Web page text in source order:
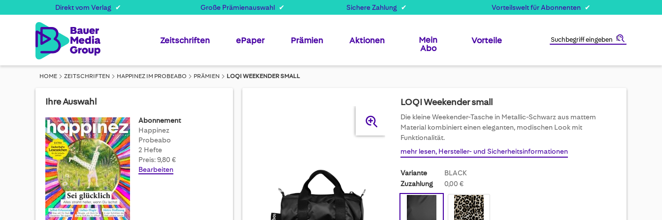
Direkt vom Verlag Große Prämienauswahl Sichere Zahlung Vorteilswelt für Abonnenten
Zeitschriften ePaper Prämien Aktionen
Mein
Abo
Vorteile
HOME ZEITSCHRIFTEN HAPPINEZ IM PROBEABO PRÄMIEN LOQI WEEKENDER SMALL
Ihre Auswahl
Abonnement
Happinez
Probeabo
2 Hefte
Preis: 9,80 €
Bearbeiten
LOQI Weekender small
Die kleine Weekender-Tasche in Metallic-Schwarz aus mattem
Material kombiniert einen eleganten, modischen Look mit
Funktionalität.
mehr lesen, Hersteller- und Sicherheitsinformationen
Variante
BLACK
Zuzahlung
0,00 €